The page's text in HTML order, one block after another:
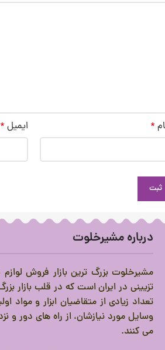
* ایمیل *
درباره مشیرخلوت
مشیرخلوت بزرگ ترین بازار فروش
تزیینی در ایران است که در قلب بازار
تعداد زیادی از متقاضیان ابزار و مواد
وسایل مورد نیازشان، از راه های دور و
می کنند.